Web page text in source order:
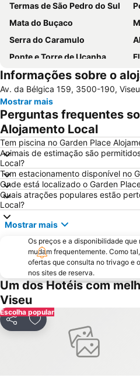
Termas de São Pedro do Sul
Mata do Buçaco
Serra do Caramulo
Ponte e Torre de Ucanha
Parque de Campismo Curral do Negro Gouveia
Aldeia da Pena
Praça do Rossio
Vila de Avô
Praia Fluvial São João do Monte
Fraga da Pena
Praia Fluvial da Folgosa
Frecha da Mizarela
Praia Artificial
Casa de Santar
Aristides de Sousa Mendes Foundation
Igreja da Misericordia
Informações sobre o
Av. da Bélgica 159, 3500-190,
Mostrar mais
Perguntas frequentes
Alojamento Local
Tem piscina no Garden Place
Animais de estimação são
Local?
Tem estacionamento disponível no
Onde está localizado o Garden
Quais atrações populares estão
Local?
Mostrar mais
Os preços e a disponibilidade
mudam frequentemente. Como
ofertas que consulta no trivago e
nos sites de reserva.
Um dos Hotéis com
Viseu
Escolha popular
PartilharAdicionar aos favoritos